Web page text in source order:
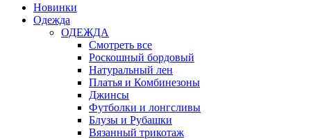
Новинки
Одежда
ОДЕЖДА
Смотреть все
Роскошный бордовый
Натуральный лен
Платья и Комбинезоны
Джинсы
Футболки и лонгсливы
Блузы и Рубашки
Вязанный трикотаж